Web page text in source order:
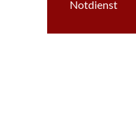
Notdienst